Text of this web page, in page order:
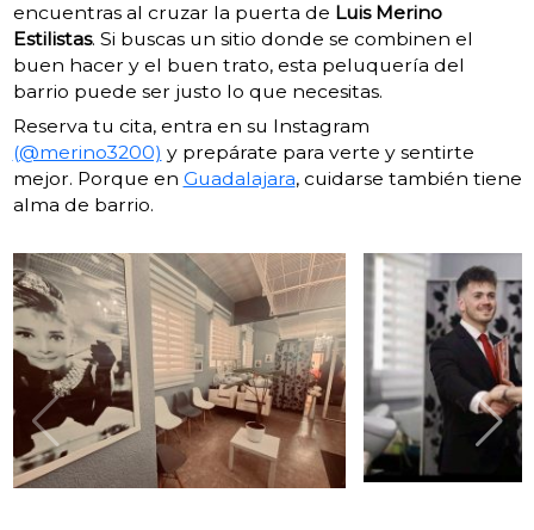
encuentras al cruzar la puerta de Luis Merino
Estilistas. Si buscas un sitio donde se combinen el
buen hacer y el buen trato, esta peluquería del
barrio puede ser justo lo que necesitas.
Reserva tu cita, entra en su Instagram
(@merino3200) y prepárate para verte y sentirte
mejor. Porque en Guadalajara, cuidarse también tiene
alma de barrio.